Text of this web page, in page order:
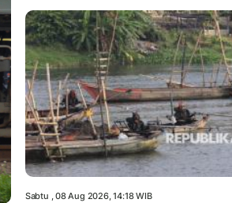
Sabtu , 08 Aug 2026, 14:18 WIB